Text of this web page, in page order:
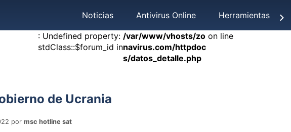
: Undefined property:
stdClass::$forum_id in
/var/www/vhosts/zo
navirus.com/httpdoc
s/datos_detalle.php
on line
Noticias Antivirus Online Herramientas
de Ucrania
pormsc hotline sat